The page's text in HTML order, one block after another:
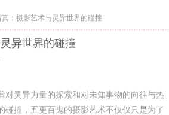
真：摄影艺术与灵异世界的碰撞
异世界的碰撞
对灵异力量的探索和对未知事物的向往与热
碰撞，五更百鬼的摄影艺术不仅仅只是为了